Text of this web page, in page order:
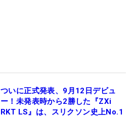
ついに正式発表、9月12日デビュ
ー！未発表時から2勝した『ZXi
RKT LS』は、スリクソン史上No.1